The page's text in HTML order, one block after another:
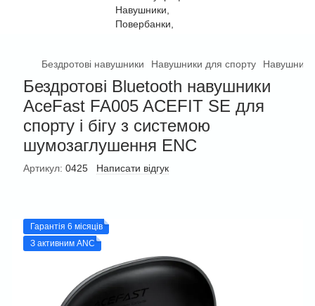
Бездротові навушники Навушники для спорту
Бездротові Bluetooth навушники
AceFast FA005 ACEFIT SE для
спорту і бігу з системою
шумозаглушення ENC
Артикул: 0425 Написати відгук
Гарантія 6 місяців
З активним ANC